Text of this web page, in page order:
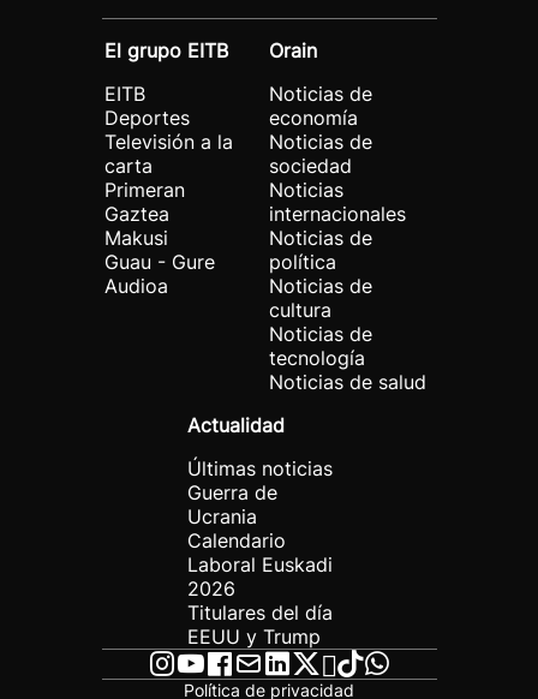
El grupo EITB
EITB
Deportes
Televisión a la
carta
Primeran
Gaztea
Makusi
Guau - Gure
Audioa
Orain
Noticias de
economía
Noticias de
sociedad
Noticias
internacionales
Noticias de
política
Noticias de
cultura
Noticias de
tecnología
Noticias de salud
Actualidad
Últimas noticias
Guerra de
Ucrania
Calendario
Laboral Euskadi
2026
Titulares del día
EEUU y Trump
Política de privacidad